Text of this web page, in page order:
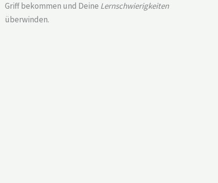
Griff bekommen und Deine Lernschwierigkeiten
überwinden.